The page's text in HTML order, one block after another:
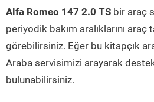
Alfa Romeo 147 2.0 TS bir araç
periyodik bakım aralıklarını araç
görebilirsiniz. Eğer bu kitapçık
Araba servisimizi arayarak
bulunabilirsiniz.